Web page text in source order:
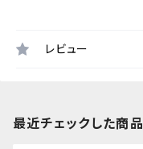
レビュー
最近チェックした商品